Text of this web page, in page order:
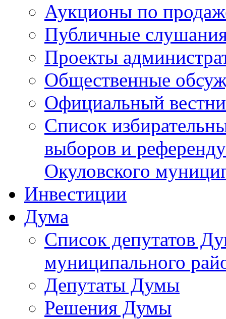
Аукционы по
Публичные
Проекты
Общественные
Официальный
Список
выборов и
Окуловского
Инвестиции
Дума
Список депутатов
муниципального
Депутаты Думы
Решения Думы